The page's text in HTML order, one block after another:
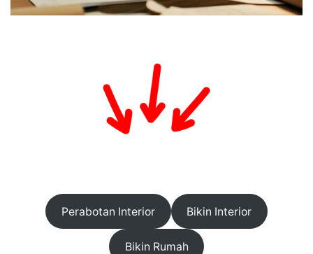
Perabotan Interior Bikin Interior
Bikin Rumah